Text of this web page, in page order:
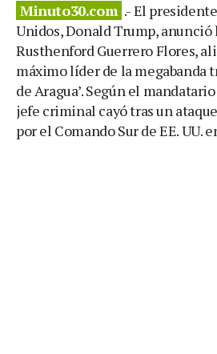
Minuto30.com .- El
Unidos, Donald Trump,
Rusthenford Guerrero Flores,
máximo líder de la megabanda
de Aragua’. Según el
jefe criminal cayó tras un
por el Comando Sur de EE. UU.